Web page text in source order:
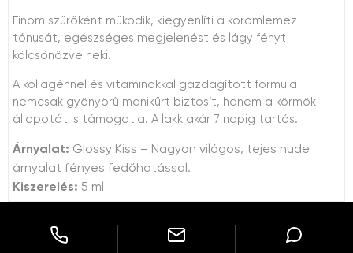
Finom szűrőként működik, kiegyenlíti a körömlemez
tónusát, egészséges megjelenést és lágy fényt
kölcsönözve neki.
A kollagénnel és vitaminokkal gazdagított formula
nemcsak gyönyörű manikűrt biztosít, hanem a körmök
állapotát is támogatja. A lakk akár 7 napig tartós.
Árnyalat: Glossy Kiss – Nagyon világos, tejes nude
árnyalat fényes fedőhatással.
Kiszerelés: 5 ml